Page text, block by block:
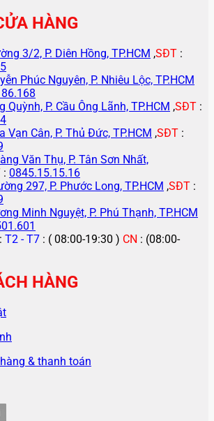
HÀNG
3/2, P. Diên Hồng, TP.HCM ,SĐT :
Phúc Nguyên, P. Nhiêu Lộc, TP.HCM
Quỳnh, P. Cầu Ông Lãnh, TP.HCM ,SĐT :
Vạn Cân, P. Thủ Đức, TP.HCM ,SĐT :
Văn Thụ, P. Tân Sơn Nhất,
: 0845.15.15.16
297, P. Phước Long, TP.HCM ,SĐT :
Minh Nguyệt, P. Phú Thạnh, TP.HCM
: T2 - T7 : ( 08:00-19:30 ) CN : (08:00-
HÀNG
& thanh toán